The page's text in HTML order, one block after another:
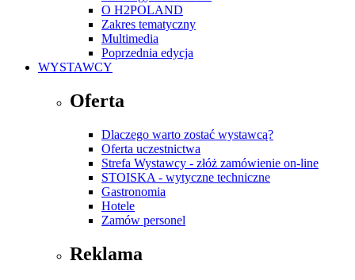
O H2POLAND
Zakres tematyczny
Multimedia
Poprzednia edycja
WYSTAWCY
Oferta
Dlaczego warto zostać wystawcą?
Oferta uczestnictwa
Strefa Wystawcy - złóż zamówienie on-line
STOISKA - wytyczne techniczne
Gastronomia
Hotele
Zamów personel
Reklama